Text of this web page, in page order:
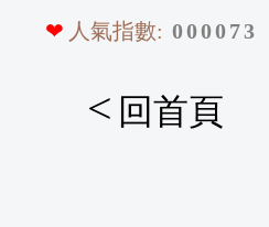
❤ 人氣指數: 000073
< 回首頁